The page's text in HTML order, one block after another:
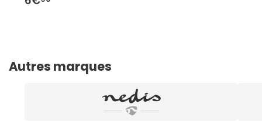
Autres marques